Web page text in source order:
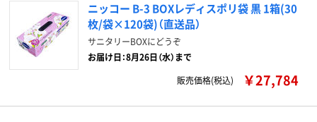
ニッコー B-3 BOXレディスポリ袋 黒 1箱(30
枚/袋×120袋)（直送品）
サニタリーBOXにどうぞ
お届け日：8月26日（水）まで
販売価格(税込)
￥27,784